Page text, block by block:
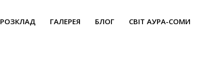
РОЗКЛАД ГАЛЕРЕЯ БЛОГ СВІТ АУРА-СОМИ